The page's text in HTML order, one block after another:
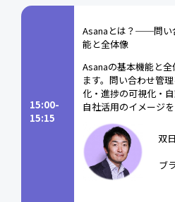
15:00-
15:15
Asanaとは？──問い
能と全体像
Asanaの基本機能と
ます。問い合わせ管
化・進捗の可視化・
自社活用のイメージ
双
ブ